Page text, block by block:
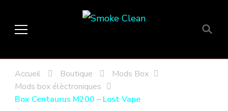
Smoke Clean
Accueil Boutique
Mods Box
Mods box élèctroniques
Box Centaurus M200 – Lost Vape